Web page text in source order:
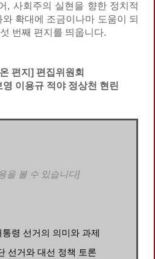
, 사회주의 실현을 향한 정치적
확대에 조금이나마 도움이 되
번째 편지를 띄웁니다.
편지] 편집위원회
이용규 적야 정상천 현린
을 볼 수 있습니다]
령 선거의 의미와 과제
선거와 대선 정책 토론